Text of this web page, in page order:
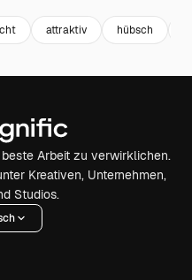
attraktiv hübsch
Arbeit zu verwirklichen.
Kreativen, Unternehmen,
Studios.